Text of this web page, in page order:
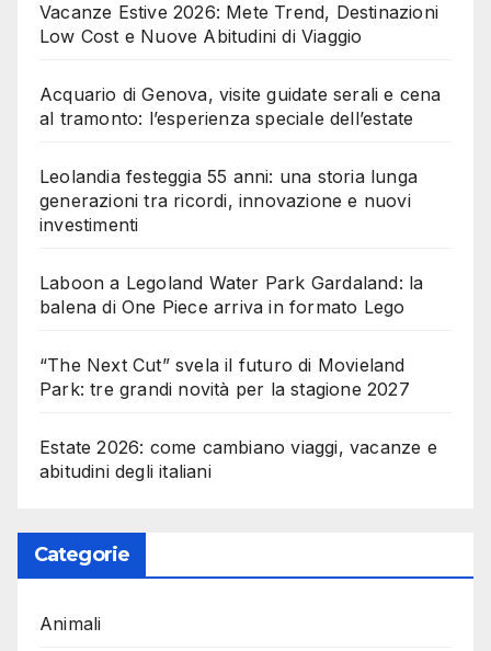
Vacanze Estive 2026: Mete Trend, Destinazioni
Low Cost e Nuove Abitudini di Viaggio
Acquario di Genova, visite guidate serali e cena
al tramonto: l’esperienza speciale dell’estate
Leolandia festeggia 55 anni: una storia lunga
generazioni tra ricordi, innovazione e nuovi
investimenti
Laboon a Legoland Water Park Gardaland: la
balena di One Piece arriva in formato Lego
“The Next Cut” svela il futuro di Movieland
Park: tre grandi novità per la stagione 2027
Estate 2026: come cambiano viaggi, vacanze e
abitudini degli italiani
Categorie
Animali